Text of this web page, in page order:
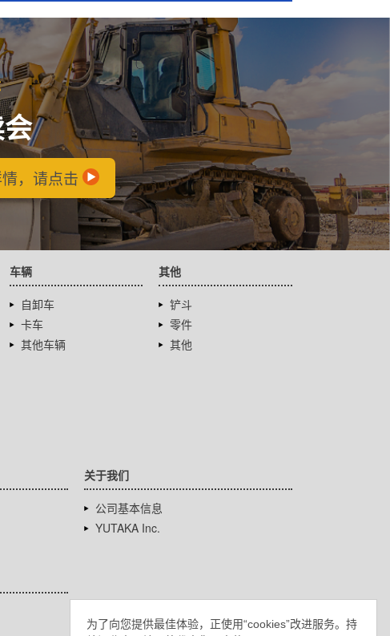
为了向您提供最佳体验，正使用“cookies”改进服务。持
，请点击
车辆
自卸车
卡车
其他车辆
其他
铲斗
零件
其他
关于我们
公司基本信息
YUTAKA Inc.